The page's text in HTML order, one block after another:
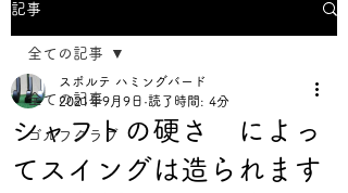
記事
全ての記事
ゴルフクラブ
全ての記事
シャフトの硬さ によっ
てスイングは造られます
スポルテ ハミングバード
2021年9月9日 読了時間: 4分